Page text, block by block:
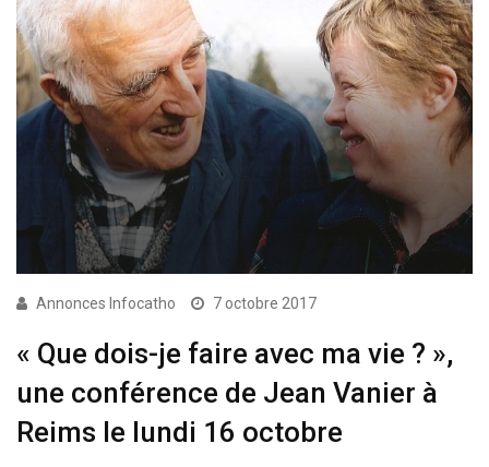
Annonces Infocatho 7 octobre 2017
« Que dois-je faire avec ma vie ? »,
une conférence de Jean Vanier à
Reims le lundi 16 octobre